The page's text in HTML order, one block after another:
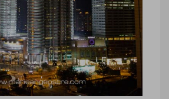
Petronas, Kuala
Petronas, Kuala Lumpur
Ostré